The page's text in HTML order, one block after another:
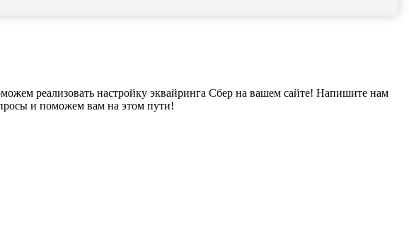
реализовать настройку эквайринга Сбер на вашем сайте! Напишите нам
и поможем вам на этом пути!